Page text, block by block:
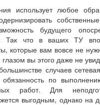
использует любое
будущего
Так что в ваших ТУ
которые вам вовсе не
вы этого даже не
случаев
по
работ. Для
выгодным, однако на